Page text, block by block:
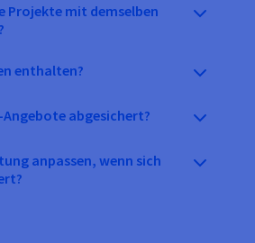
Projekte mit demselben
enthalten?
abgesichert?
anpassen, wenn sich